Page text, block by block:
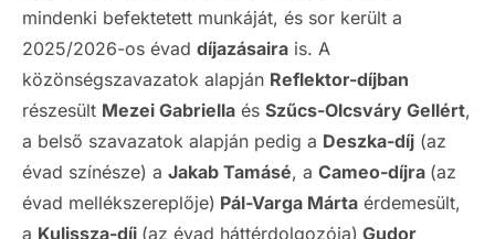
mindenki befektetett munkáját, és sor került a
2025/2026-os évad díjazásaira is. A
közönségszavazatok alapján Reflektor-díjban
részesült Mezei Gabriella és Szűcs-Olcsváry Gellért,
a belső szavazatok alapján pedig a Deszka-díj (az
évad színésze) a Jakab Tamásé, a Cameo-díjra (az
évad mellékszereplője) Pál-Varga Márta érdemesült,
a Kulissza-díj (az évad háttérdolgozója) Gudor